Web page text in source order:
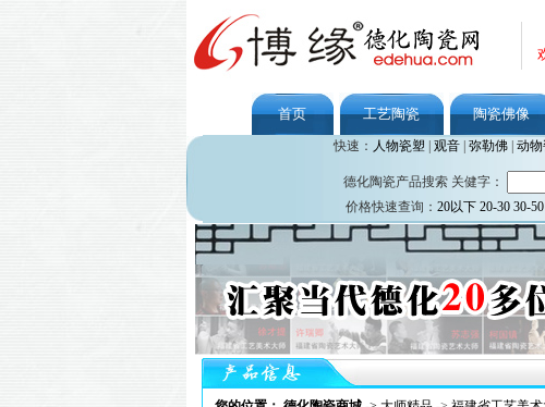
首页 工艺陶瓷 陶瓷佛像
快速： 人物瓷塑 观音| 弥勒佛| 动物
德化陶瓷产品搜索 关健字：
价格快速查询： 20以下 20-30 30-50